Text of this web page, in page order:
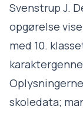
Svenstrup J.
opgørelse
med 10.
skoledata;